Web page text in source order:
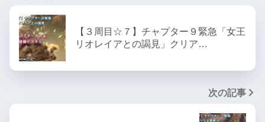
【３周目☆７】チャプター９緊急「女王
リオレイアとの謁見」クリア…
次の記事